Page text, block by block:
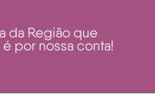
da Região que
por nossa conta!